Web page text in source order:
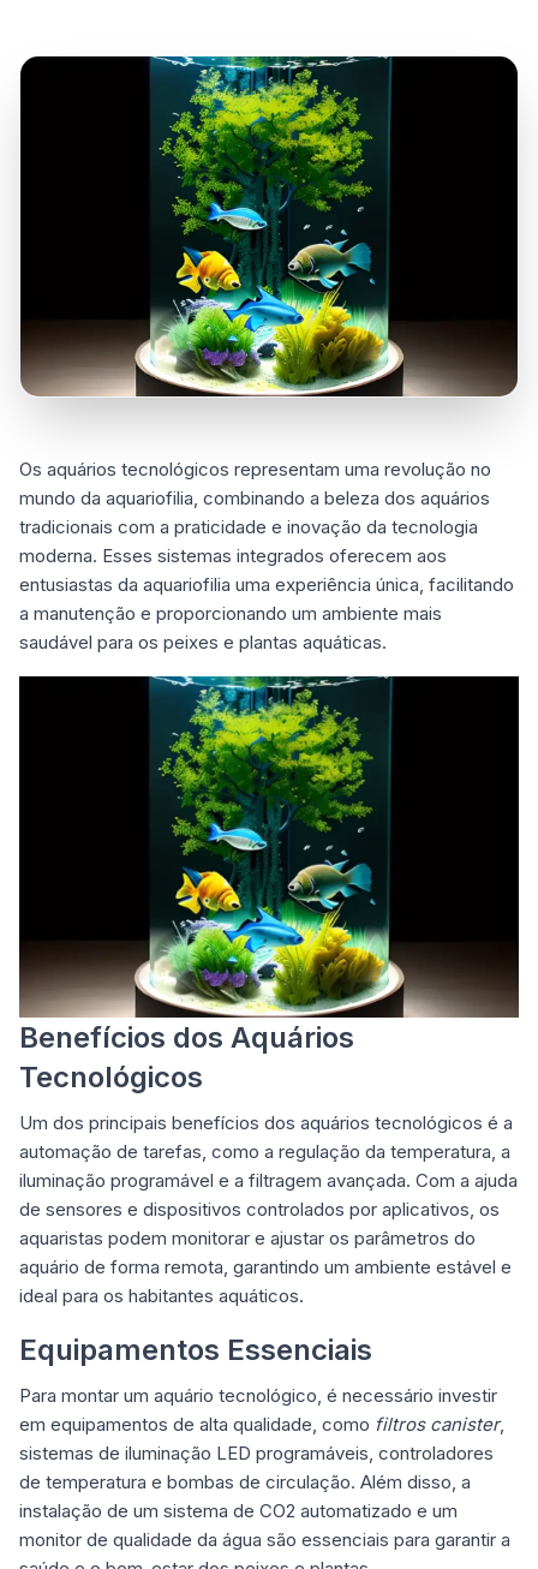
Os aquários tecnológicos representam uma revolução no
mundo da aquariofilia, combinando a beleza dos aquários
tradicionais com a praticidade e inovação da tecnologia
moderna. Esses sistemas integrados oferecem aos
entusiastas da aquariofilia uma experiência única, facilitando
a manutenção e proporcionando um ambiente mais
saudável para os peixes e plantas aquáticas.
Benefícios dos Aquários
Tecnológicos
Um dos principais benefícios dos aquários tecnológicos é a
automação de tarefas, como a regulação da temperatura, a
iluminação programável e a filtragem avançada. Com a ajuda
de sensores e dispositivos controlados por aplicativos, os
aquaristas podem monitorar e ajustar os parâmetros do
aquário de forma remota, garantindo um ambiente estável e
ideal para os habitantes aquáticos.
Equipamentos Essenciais
Para montar um aquário tecnológico, é necessário investir
em equipamentos de alta qualidade, como filtros canister,
sistemas de iluminação LED programáveis, controladores
de temperatura e bombas de circulação. Além disso, a
instalação de um sistema de CO2 automatizado e um
monitor de qualidade da água são essenciais para garantir a